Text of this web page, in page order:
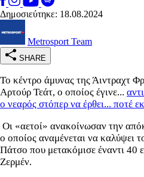
Δημοσιεύτηκε: 18.08.2024
Metrosport Team
SHARE
Το κέντρο άμυνας της Άιντραχτ
Αρτούρ Τεάτ, ο οποίος έγινε...
ο νεαρός στόπερ να έρθει... ποτέ
Οι «αετοί» ανακοίνωσαν την
ο οποίος αναμένεται να καλύψει
Πάτσο που μετακόμισε έναντι 40
Ζερμέν.